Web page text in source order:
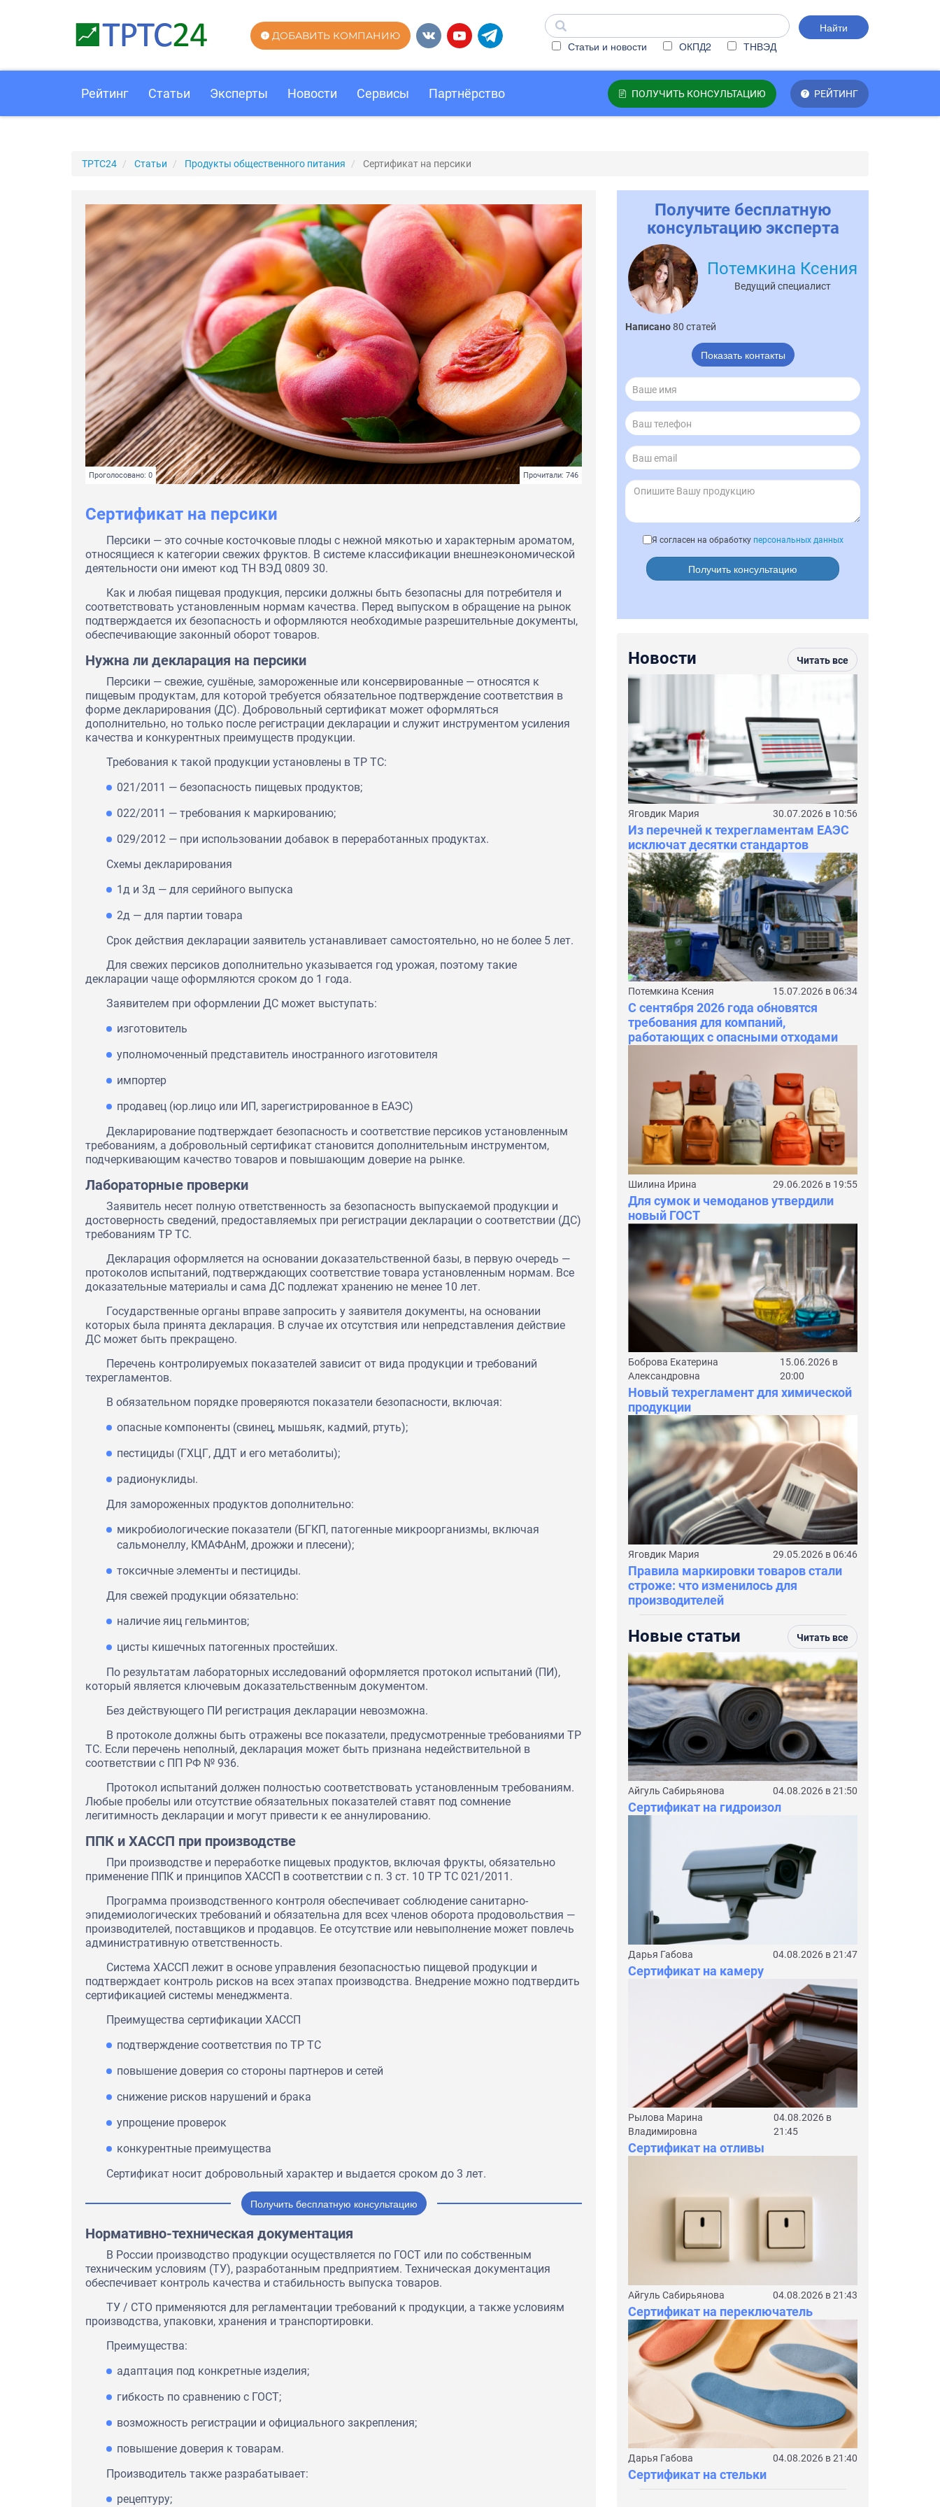
Найти
Статьи и новости
ОКПД2 ТНВЭД
ДОБАВИТЬ КОМПАНИЮ
ПОЛУЧИТЬ КОНСУЛЬТАЦИЮ РЕЙТИНГ
Рейтинг Статьи Эксперты Новости Сервисы Партнёрство
ТРТС24 Статьи Продукты общественного питания Сертификат на персики
Проголосовано: 0 Прочитали: 746
Сертификат на персики
Персики — это сочные косточковые плоды с нежной мякотью и характерным ароматом,
относящиеся к категории свежих фруктов. В системе классификации внешнеэкономической
деятельности они имеют код ТН ВЭД 0809 30.
Как и любая пищевая продукция, персики должны быть безопасны для потребителя и
соответствовать установленным нормам качества. Перед выпуском в обращение на рынок
подтверждается их безопасность и оформляются необходимые разрешительные документы,
обеспечивающие законный оборот товаров.
Нужна ли декларация на персики
Персики — свежие, сушёные, замороженные или консервированные — относятся к
пищевым продуктам, для которой требуется обязательное подтверждение соответствия в
форме декларирования (ДС). Добровольный сертификат может оформляться
дополнительно, но только после регистрации декларации и служит инструментом усиления
качества и конкурентных преимуществ продукции.
Требования к такой продукции установлены в ТР ТС:
021/2011 — безопасность пищевых продуктов;
022/2011 — требования к маркированию;
029/2012 — при использовании добавок в переработанных продуктах.
Схемы декларирования
1д и 3д — для серийного выпуска
2д — для партии товара
Срок действия декларации заявитель устанавливает самостоятельно, но не более 5 лет.
Для свежих персиков дополнительно указывается год урожая, поэтому такие
декларации чаще оформляются сроком до 1 года.
Заявителем при оформлении ДС может выступать:
изготовитель
уполномоченный представитель иностранного изготовителя
импортер
продавец (юр.лицо или ИП, зарегистрированное в ЕАЭС)
Декларирование подтверждает безопасность и соответствие персиков установленным
требованиям, а добровольный сертификат становится дополнительным инструментом,
подчеркивающим качество товаров и повышающим доверие на рынке.
Лабораторные проверки
Заявитель несет полную ответственность за безопасность выпускаемой продукции и
достоверность сведений, предоставляемых при регистрации декларации о соответствии (ДС)
требованиям ТР ТС.
Декларация оформляется на основании доказательственной базы, в первую очередь —
протоколов испытаний, подтверждающих соответствие товара установленным нормам. Все
доказательные материалы и сама ДС подлежат хранению не менее 10 лет.
Государственные органы вправе запросить у заявителя документы, на основании
которых была принята декларация. В случае их отсутствия или непредставления действие
ДС может быть прекращено.
Перечень контролируемых показателей зависит от вида продукции и требований
техрегламентов.
В обязательном порядке проверяются показатели безопасности, включая:
опасные компоненты (свинец, мышьяк, кадмий, ртуть);
пестициды (ГХЦГ, ДДТ и его метаболиты);
радионуклиды.
Для замороженных продуктов дополнительно:
микробиологические показатели (БГКП, патогенные микроорганизмы, включая
сальмонеллу, КМАФАнМ, дрожжи и плесени);
токсичные элементы и пестициды.
Для свежей продукции обязательно:
наличие яиц гельминтов;
цисты кишечных патогенных простейших.
По результатам лабораторных исследований оформляется протокол испытаний (ПИ),
который является ключевым доказательственным документом.
Без действующего ПИ регистрация декларации невозможна.
В протоколе должны быть отражены все показатели, предусмотренные требованиями ТР
ТС. Если перечень неполный, декларация может быть признана недействительной в
соответствии с ПП РФ № 936.
Протокол испытаний должен полностью соответствовать установленным требованиям.
Любые пробелы или отсутствие обязательных показателей ставят под сомнение
легитимность декларации и могут привести к ее аннулированию.
ППК и ХАССП при производстве
При производстве и переработке пищевых продуктов, включая фрукты, обязательно
применение ППК и принципов ХАССП в соответствии с п. 3 ст. 10 ТР ТС 021/2011.
Программа производственного контроля обеспечивает соблюдение санитарно-
эпидемиологических требований и обязательна для всех членов оборота продовольствия —
производителей, поставщиков и продавцов. Ее отсутствие или невыполнение может повлечь
административную ответственность.
Система ХАССП лежит в основе управления безопасностью пищевой продукции и
подтверждает контроль рисков на всех этапах производства. Внедрение можно подтвердить
сертификацией системы менеджмента.
Преимущества сертификации ХАССП
подтверждение соответствия по ТР ТС
повышение доверия со стороны партнеров и сетей
снижение рисков нарушений и брака
упрощение проверок
конкурентные преимущества
Сертификат носит добровольный характер и выдается сроком до 3 лет.
Получить бесплатную консультацию
Нормативно-техническая документация
В России производство продукции осуществляется по ГОСТ или по собственным
техническим условиям (ТУ), разработанным предприятием. Техническая документация
обеспечивает контроль качества и стабильность выпуска товаров.
ТУ / СТО применяются для регламентации требований к продукции, а также условиям
производства, упаковки, хранения и транспортировки.
Преимущества:
адаптация под конкретные изделия;
гибкость по сравнению с ГОСТ;
возможность регистрации и официального закрепления;
повышение доверия к товарам.
Производитель также разрабатывает:
рецептуру;
Получите бесплатную
консультацию эксперта
Потемкина Ксения
Ведущий специалист
Написано80 статей
Показать контакты
Я согласен на обработку персональных данных
Получить консультацию
Новости Читать все
Яговдик Мария 30.07.2026 в 10:56
Из перечней к техрегламентам ЕАЭС
исключат десятки стандартов
Потемкина Ксения 15.07.2026 в 06:34
С сентября 2026 года обновятся
требования для компаний,
работающих с опасными отходами
Шилина Ирина 29.06.2026 в 19:55
Для сумок и чемоданов утвердили
новый ГОСТ
Боброва Екатерина
Александровна
15.06.2026 в
20:00
Новый техрегламент для химической
продукции
Яговдик Мария 29.05.2026 в 06:46
Правила маркировки товаров стали
строже: что изменилось для
производителей
Новые статьи Читать все
Айгуль Сабирьянова 04.08.2026 в 21:50
Сертификат на гидроизол
Дарья Габова 04.08.2026 в 21:47
Сертификат на камеру
Рылова Марина
Владимировна
04.08.2026 в
21:45
Сертификат на отливы
Айгуль Сабирьянова 04.08.2026 в 21:43
Сертификат на переключатель
Дарья Габова 04.08.2026 в 21:40
Сертификат на стельки